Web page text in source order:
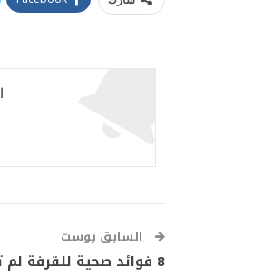
السابق بوست
8 فوائد صحية للقرفة لم تعرفوها من قبل